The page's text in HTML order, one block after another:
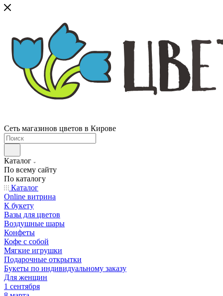
Сеть магазинов цветов в Кирове
Каталог
По всему сайту
По каталогу
Каталог
Online витрина
К букету
Вазы для цветов
Воздушные шары
Конфеты
Кофе с собой
Мягкие игрушки
Подарочные открытки
Букеты по индивидуальному заказу
Для женщин
1 сентября